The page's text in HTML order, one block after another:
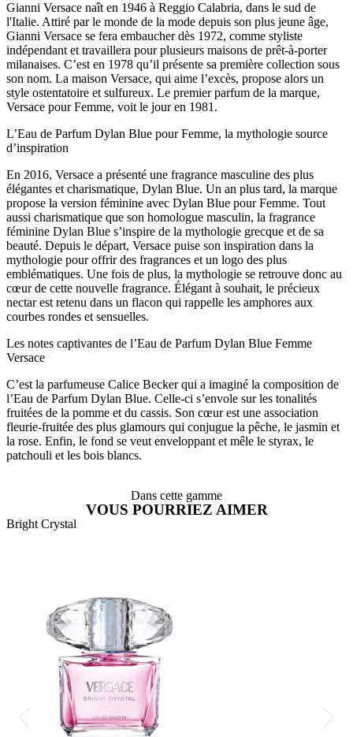
Gianni Versace naît en 1946 à Reggio Calabria, dans le sud de
l'Italie. Attiré par le monde de la mode depuis son plus jeune âge,
Gianni Versace se fera embaucher dès 1972, comme styliste
indépendant et travaillera pour plusieurs maisons de prêt-à-porter
milanaises. C’est en 1978 qu’il présente sa première collection sous
son nom. La maison Versace, qui aime l’excès, propose alors un
style ostentatoire et sulfureux. Le premier parfum de la marque,
Versace pour Femme, voit le jour en 1981.
L’Eau de Parfum Dylan Blue pour Femme, la mythologie source
d’inspiration
En 2016, Versace a présenté une fragrance masculine des plus
élégantes et charismatique, Dylan Blue. Un an plus tard, la marque
propose la version féminine avec Dylan Blue pour Femme. Tout
aussi charismatique que son homologue masculin, la fragrance
féminine Dylan Blue s’inspire de la mythologie grecque et de sa
beauté. Depuis le départ, Versace puise son inspiration dans la
mythologie pour offrir des fragrances et un logo des plus
emblématiques. Une fois de plus, la mythologie se retrouve donc au
cœur de cette nouvelle fragrance. Élégant à souhait, le précieux
nectar est retenu dans un flacon qui rappelle les amphores aux
courbes rondes et sensuelles.
Les notes captivantes de l’Eau de Parfum Dylan Blue Femme
Versace
C’est la parfumeuse Calice Becker qui a imaginé la composition de
l’Eau de Parfum Dylan Blue. Celle-ci s’envole sur les tonalités
fruitées de la pomme et du cassis. Son cœur est une association
fleurie-fruitée des plus glamours qui conjugue la pêche, le jasmin et
la rose. Enfin, le fond se veut enveloppant et mêle le styrax, le
patchouli et les bois blancs.
Dans cette gamme
VOUS POURRIEZ AIMER
Bright Crystal